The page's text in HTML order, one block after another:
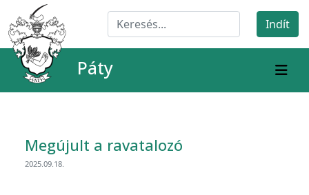
Páty
Megújult a ravatalozó
2025.09.18.